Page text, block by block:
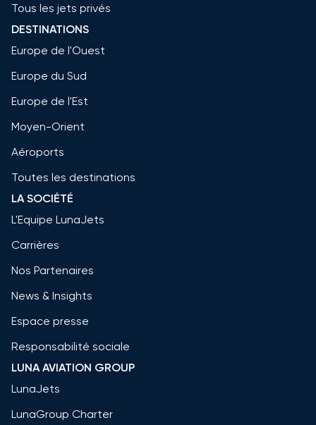
Tous les jets privés
DESTINATIONS
Europe de l'Ouest
Europe du Sud
Europe de l'Est
Moyen-Orient
Aéroports
Toutes les destinations
LA SOCIÉTÉ
L'Equipe LunaJets
Carrières
Nos Partenaires
News & Insights
Espace presse
Responsabilité sociale
LUNA AVIATION GROUP
LunaJets
LunaGroup Charter